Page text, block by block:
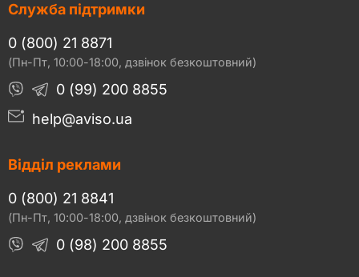
Служба підтримки
0 (800) 21 8871
(Пн-Пт, 10:00-18:00, дзвінок безкоштовний)
0 (99) 200 8855
help@aviso.ua
Відділ реклами
0 (800) 21 8841
(Пн-Пт, 10:00-18:00, дзвінок безкоштовний)
0 (98) 200 8855